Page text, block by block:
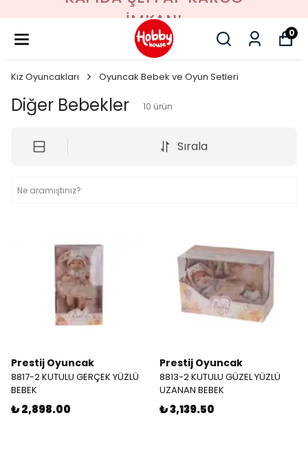
İMKANI
0
Kız Oyuncakları Oyuncak Bebek ve Oyun Setleri
Diğer Bebekler 10 ürün
Sırala
Prestij Oyuncak
8817-2 KUTULU GERÇEK YÜZLÜ
BEBEK
₺ 2,898.00
Prestij Oyuncak
8813-2 KUTULU GÜZEL YÜZLÜ
UZANAN BEBEK
₺ 3,139.50